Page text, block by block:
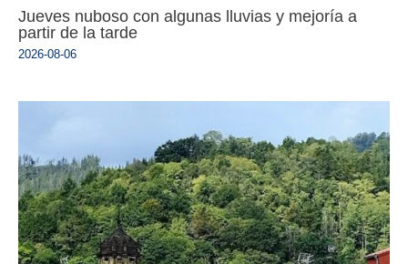
Jueves nuboso con algunas lluvias y mejoría a
partir de la tarde
2026-08-06